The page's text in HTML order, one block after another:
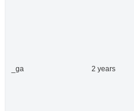
_ga 2 years